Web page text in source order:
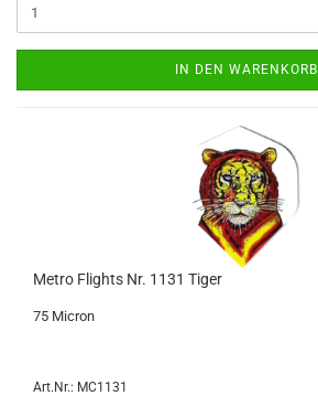
IN DEN WARENKORB
Metro Flights Nr. 1131 Tiger
75 Mi­cron
Art.Nr.: MC1131